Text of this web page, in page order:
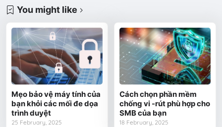
You might like
Mẹo bảo vệ máy tính của
bạn khỏi các mối đe dọa
trình duyệt
25 February, 2025
Cách chọn phần mềm
chống vi -rút phù hợp cho
SMB của bạn
18 February, 2025